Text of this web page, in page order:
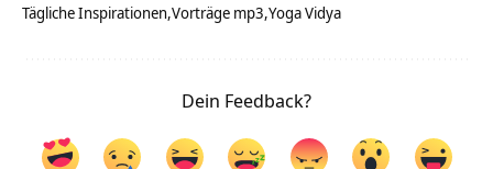
Tägliche Inspirationen Vorträge mp3 Yoga Vidya
Dein Feedback?